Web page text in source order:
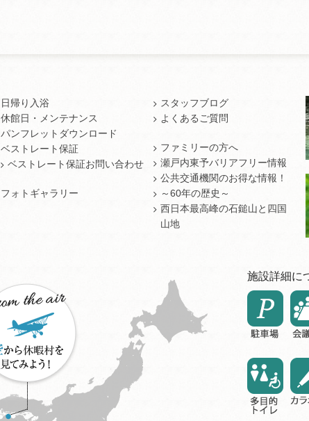
日帰り入浴
休館日・メンテナンス
パンフレットダウンロード
ベストレート保証
ベストレート保証お問い合わせ
フォトギャラリー
スタッフブログ
よくあるご質問
ファミリーの方へ
瀬戸内東予バリアフリー情報
公共交通機関のお得な情報！
～60年の歴史～
西日本最高峰の石鎚山と四国
山地
施設詳細に